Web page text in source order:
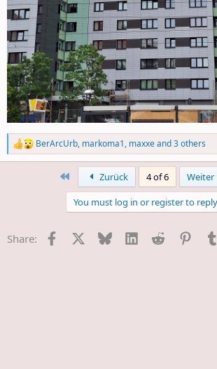
R
e
s
BerArcUrb, markoma1, maxxeand 3 others
Zurück 4 of 6 Weiter
You must log in or register to
Share: Facebook Bluesky LinkedInReddit